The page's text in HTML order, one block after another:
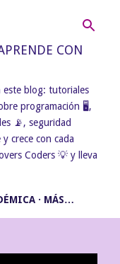
CON
este blog: tutoriales
programación 🖥️,
📡, seguridad
crece con cada
Coders 💡 y lleva
MÁS…